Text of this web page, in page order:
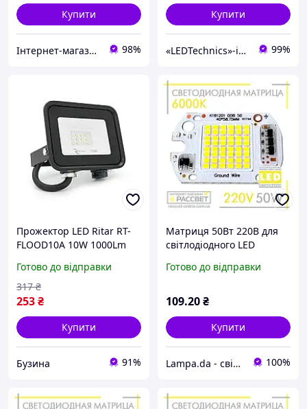
Купити
Інтернет-магазин "Запчастини до авто і не тільки" 98%
Купити
«LEDTechnics»-інтернет-магазин 99%
Прожектор LED Ritar RT-
FLOOD10A 10W 1000Lm
120° buzyna
Готово до відправки
253₴
317 ₴
Купити
Бузина 91%
Матриця 50Вт 220В для
світлодіодного LED
SMD + IC драйвер)
4500Lm 6000К
Готово до відправки
109.20₴
Купити
Lampa.da - світло для Вас! 100%